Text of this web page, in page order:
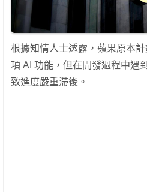
根據知情人士透露，蘋果原本
項 AI 功能，但在開發過程中遇
致進度嚴重滯後。